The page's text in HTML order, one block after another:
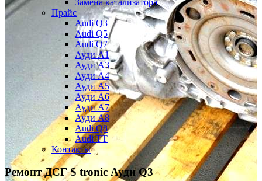
Замена катализатора
Прайс
Audi Q3
Audi Q5
Audi Q7
Ауди А1
Ауди А3
Ауди А4
Ауди A5
Ауди А6
Ауди А7
Ауди A8
Audi Q8
Audi TT
Контакты
Ремонт ДСГ S tronic Ауди Q3